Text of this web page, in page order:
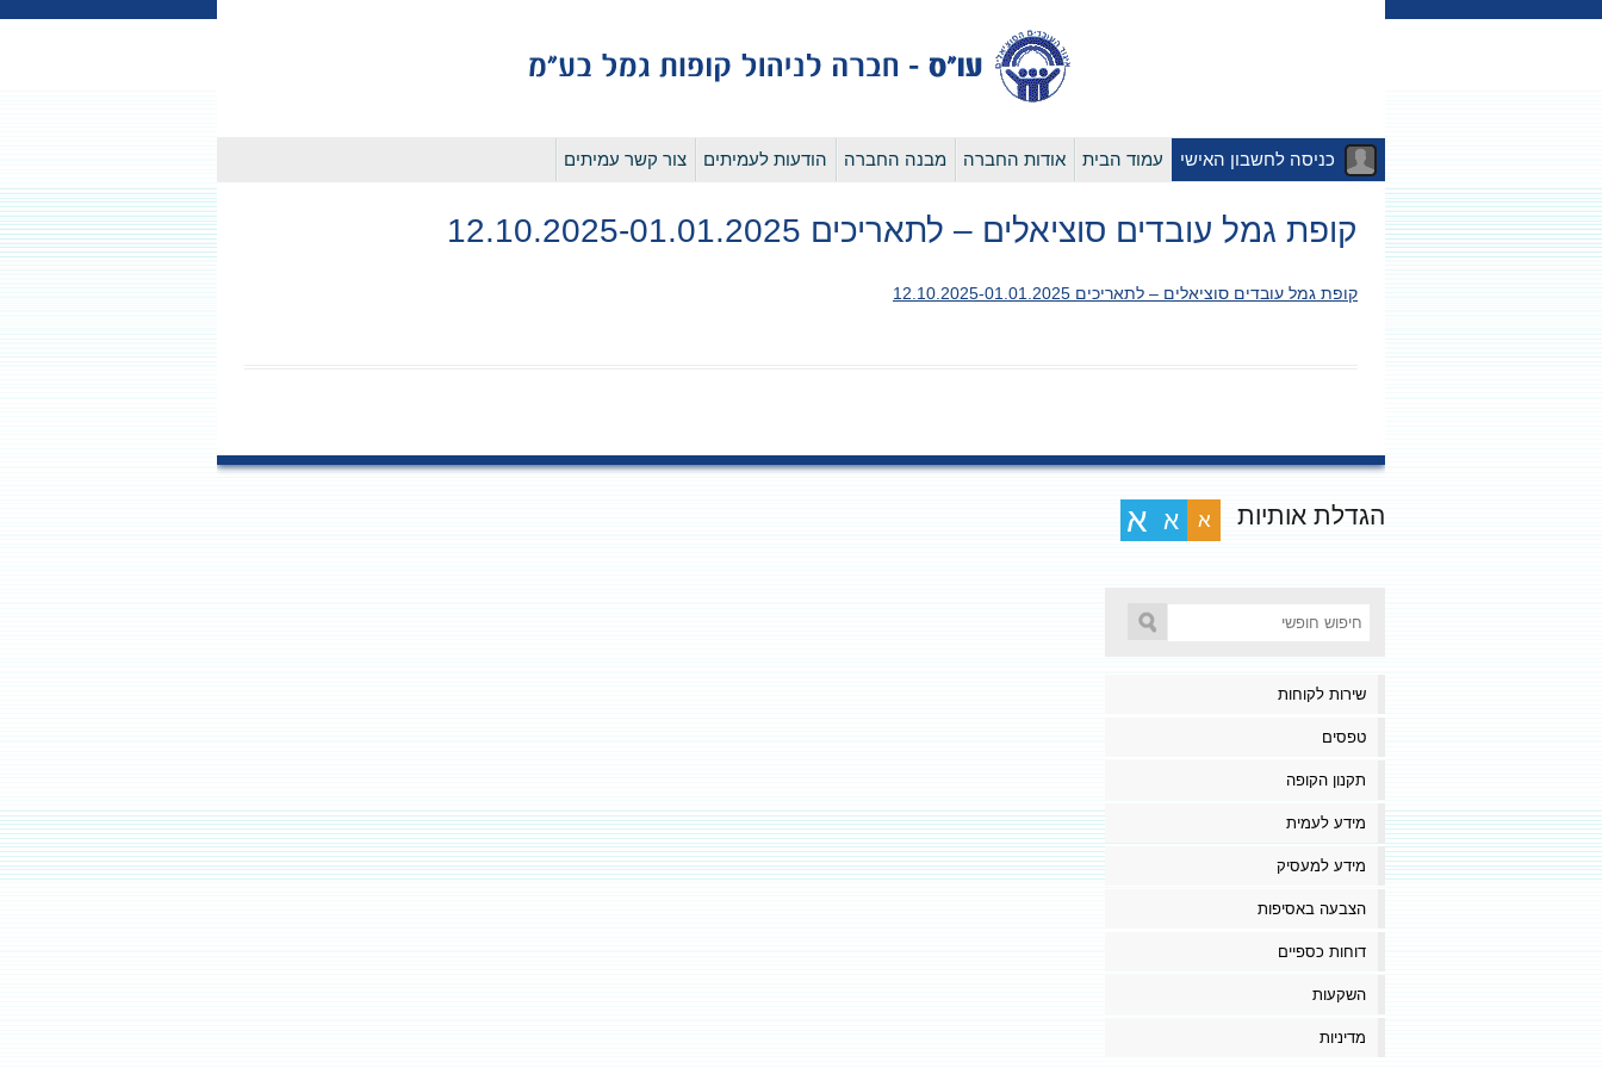
לדלג
כניסה לחשבון האישי עמוד הבית אודות החברה מבנה החברה הודעות לעמיתים צור קשר עמיתים
קופת גמל עובדים סוציאלים – לתאריכים 12.10.2025-01.01.2025
קופת גמל עובדים סוציאלים – לתאריכים 12.10.2025-01.01.2025
הגדלת אותיות א א א
שירות לקוחות
טפסים
תקנון הקופה
מידע לעמית
מידע למעסיק
הצבעה באסיפות
דוחות כספיים
השקעות
מדיניות